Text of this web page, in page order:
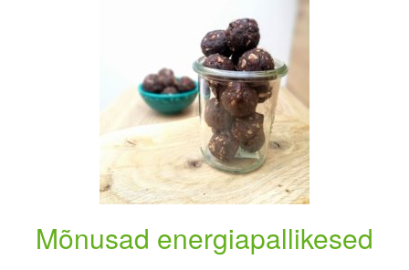
Mõnusad energiapallikesed